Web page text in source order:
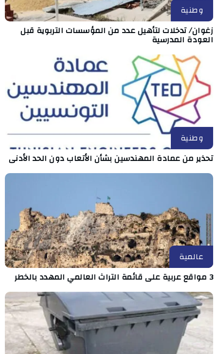
وطنية
زغوان/ تدخلات لتأهيل عدد من المؤسسات التربوية قبل
العودة المدرسية
وطنية
تحذير من عمادة المهندسين بشأن الأتعاب دون الحد الأدنى
عالمية
3 مواقع عربية على قائمة التراث العالمي المهدد بالخطر